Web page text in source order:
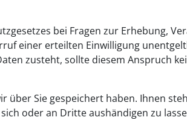
bei Fragen zur Erhebung,
einer erteilten Einwilligung
zusteht, sollte diesem Anspruch
Sie gespeichert haben. Ihnen
oder an Dritte aushändigen zu